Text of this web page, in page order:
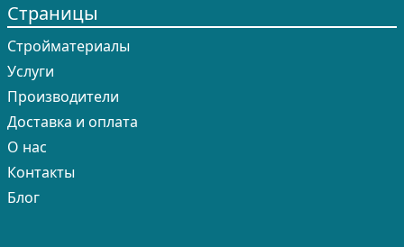
Страницы
Cтройматериалы
Услуги
Производители
Доставка и оплата
О нас
Контакты
Блог